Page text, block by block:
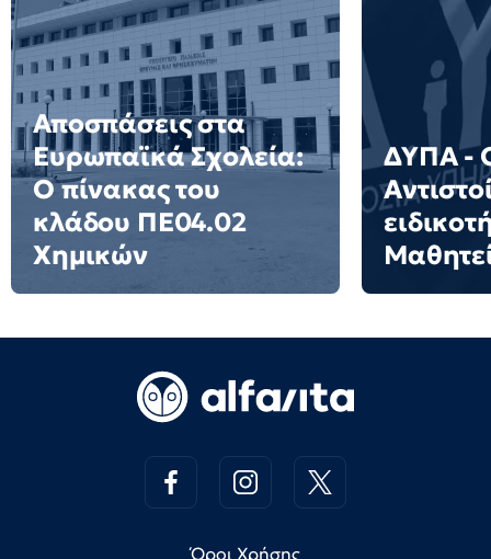
Αποσπάσεις στα
Ευρωπαϊκά Σχολεία:
Ο πίνακας του
κλάδου ΠΕ04.02
Χημικών
ΔΥΠΑ -
Όροι Χρήσης